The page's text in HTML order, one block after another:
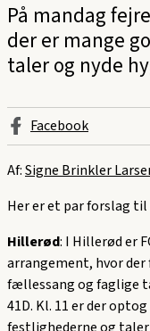
På mandag
der er mange
taler og nyde
Facebook
Af:Signe Brinkler
Her er et par forslag
Hillerød: I Hillerød er
arrangement, hvor
fællessang og faglige
41D. Kl. 11 er der